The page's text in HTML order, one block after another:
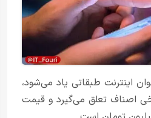
اینترنت طبقاتی یاد می‌شود،
اصناف تعلق می‌گیرد و قیمت